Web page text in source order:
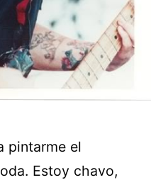
pintarme el
Estoy chavo,